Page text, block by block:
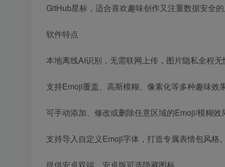
GitHub星标，适合喜欢趣味创作又注重数据安全
软件特点
本地离线AI识别，无需联网上传，图片隐私全程无
支持Emoji覆盖、高斯模糊、像素化等多种趣味效
可手动添加、修改或删除任意区域的Emoji/模糊效
支持导入自定义Emoji字体，打造专属表情包风格